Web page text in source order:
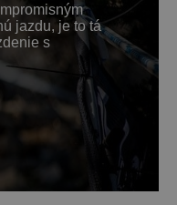
jazdu, je to tá
s